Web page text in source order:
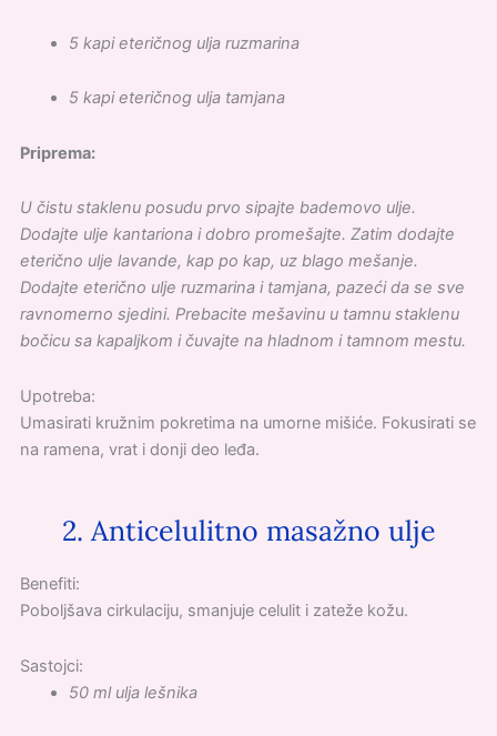
5 kapi eteričnog ulja ruzmarina
5 kapi eteričnog ulja tamjana
Priprema:
U čistu staklenu posudu prvo sipajte bademovo ulje.
Dodajte ulje kantariona i dobro promešajte. Zatim dodajte
eterično ulje lavande, kap po kap, uz blago mešanje.
Dodajte eterično ulje ruzmarina i tamjana, pazeći da se sve
ravnomerno sjedini. Prebacite mešavinu u tamnu staklenu
bočicu sa kapaljkom i čuvajte na hladnom i tamnom mestu.
Upotreba:
Umasirati kružnim pokretima na umorne mišiće. Fokusirati se
na ramena, vrat i donji deo leđa.
2. Anticelulitno masažno ulje
Benefiti:
Poboljšava cirkulaciju, smanjuje celulit i zateže kožu.
Sastojci:
50 ml ulja lešnika